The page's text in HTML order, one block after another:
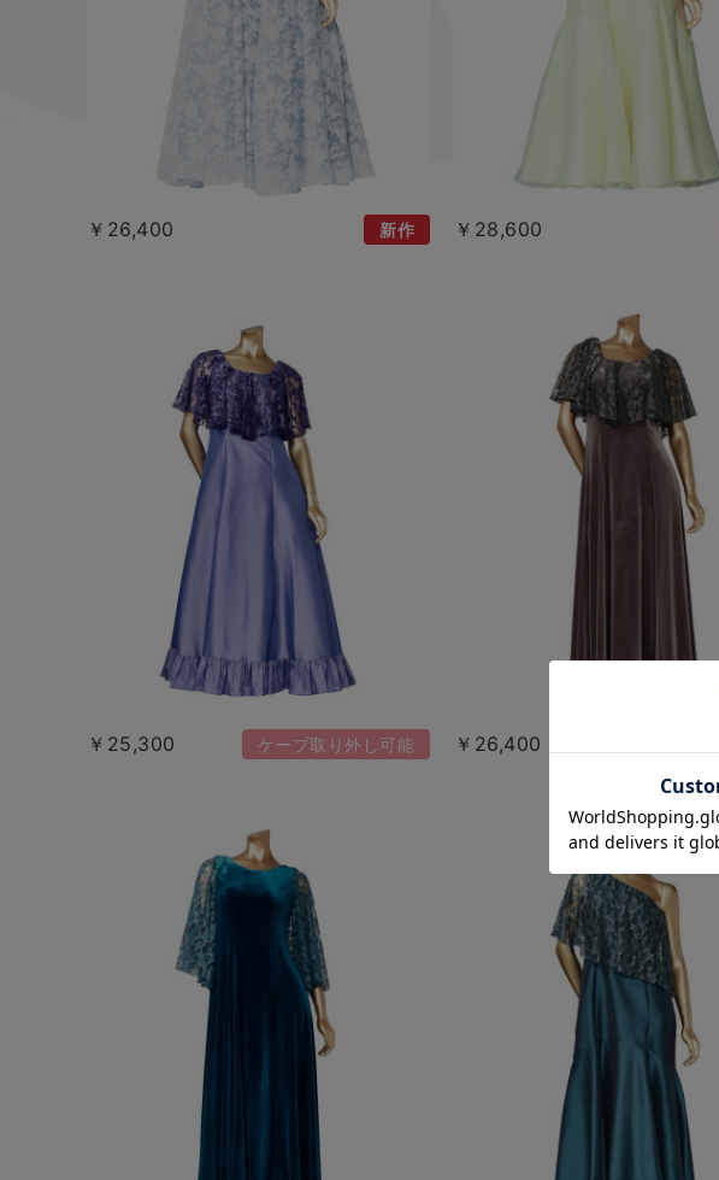
￥26,400 新作 ￥28,600
￥25,300 ケープ取り外し可能 ￥26,400